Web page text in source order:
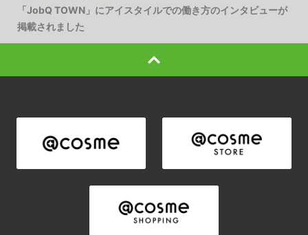
「JobQ TOWN」にアイスタイルでの働き方のインタビューが
掲載されました